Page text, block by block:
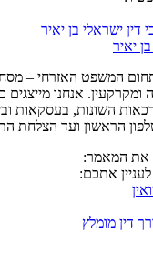
יאיר
המשפט האזרחי –
ומקרקעין. אנחנו
השונות, בעסקאות
הראשון ועד הצלחת
את המאמר:
אתכם:
דין מומלץ